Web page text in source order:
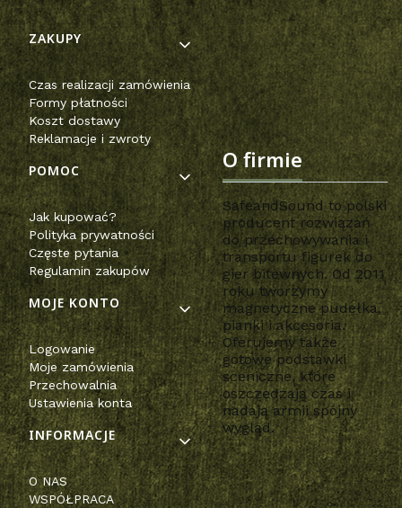
Linki w stopce
ZAKUPY
Czas realizacji zamówienia
Formy płatności
Koszt dostawy
Reklamacje i zwroty
POMOC
Jak kupować?
Polityka prywatności
Częste pytania
Regulamin zakupów
MOJE KONTO
Logowanie
Moje zamówienia
Przechowalnia
Ustawienia konta
INFORMACJE
O NAS
WSPÓŁPRACA
O firmie
SafeandSound to polski
producent rozwiązań
do przechowywania i
transportu figurek do
gier bitewnych. Od 2011
roku tworzymy
magnetyczne pudełka,
pianki i akcesoria.
Oferujemy także
gotowe podstawki
sceniczne, które
oszczędzają czas i
nadają armii spójny
wygląd.